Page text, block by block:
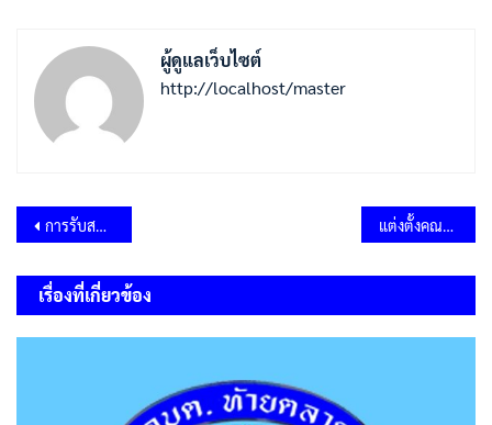
ผู้ดูแลเว็บไซต์
http://localhost/master
แนะแนว
เรื่อง
การรับสมัครบุคคลเป็นคณะกรรมการมาตรฐานจริยธรรมประจำองค์การบริหารส่วนตำบลท้ายตลาด ตำแหน่ง กรรมการมาตรฐานจริยธรรมประจำองค์การบริหารส่วนตำบลท้ายตลาด (พนักงานส่วนตำบลผู้ดำรงตำแหน่งประเภทอำนวยการท้องถิ่นขึ้นไป) แต่งตั้งคณะกรรมการด้านการส่งเสริมกีฬา องค์การบริหารส่วนตำบลท้ายตลาด
เรื่องที่เกี่ยวข้อง